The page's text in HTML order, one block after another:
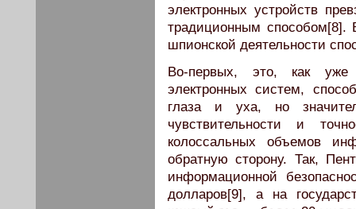
электронных устройств
традиционным способом[8].
шпионской деятельности
Во-первых, это, как уже
электронных систем,
глаза и уха, но
чувствительности и
колоссальных объемов
обратную сторону. Так,
информационной
долларов[9], а на